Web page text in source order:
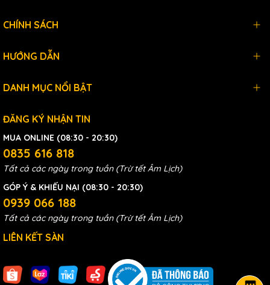
CHÍNH SÁCH
HƯỚNG DẪN
DANH MỤC NỔI BẬT
ĐĂNG KÝ NHẬN TIN
MUA ONLINE (08:30 - 20:30)
0835 616 818
Tất cả các ngày trong tuần (Trừ tết Âm Lịch)
GÓP Ý & KHIẾU NẠI (08:30 - 20:30)
0939 066 188
Tất cả các ngày trong tuần (Trừ tết Âm Lịch)
LIÊN KẾT SÀN